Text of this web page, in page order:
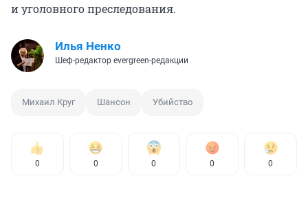
и уголовного преследования.
Илья Ненко
Шеф-редактор evergreen-редакции
Михаил Круг Шансон Убийство
0 0 0 0 0